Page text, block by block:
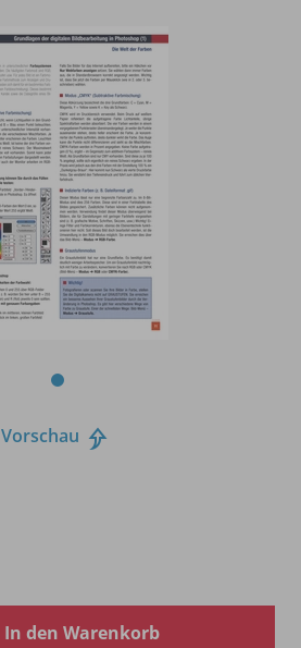
Vorschau
In den Warenkorb